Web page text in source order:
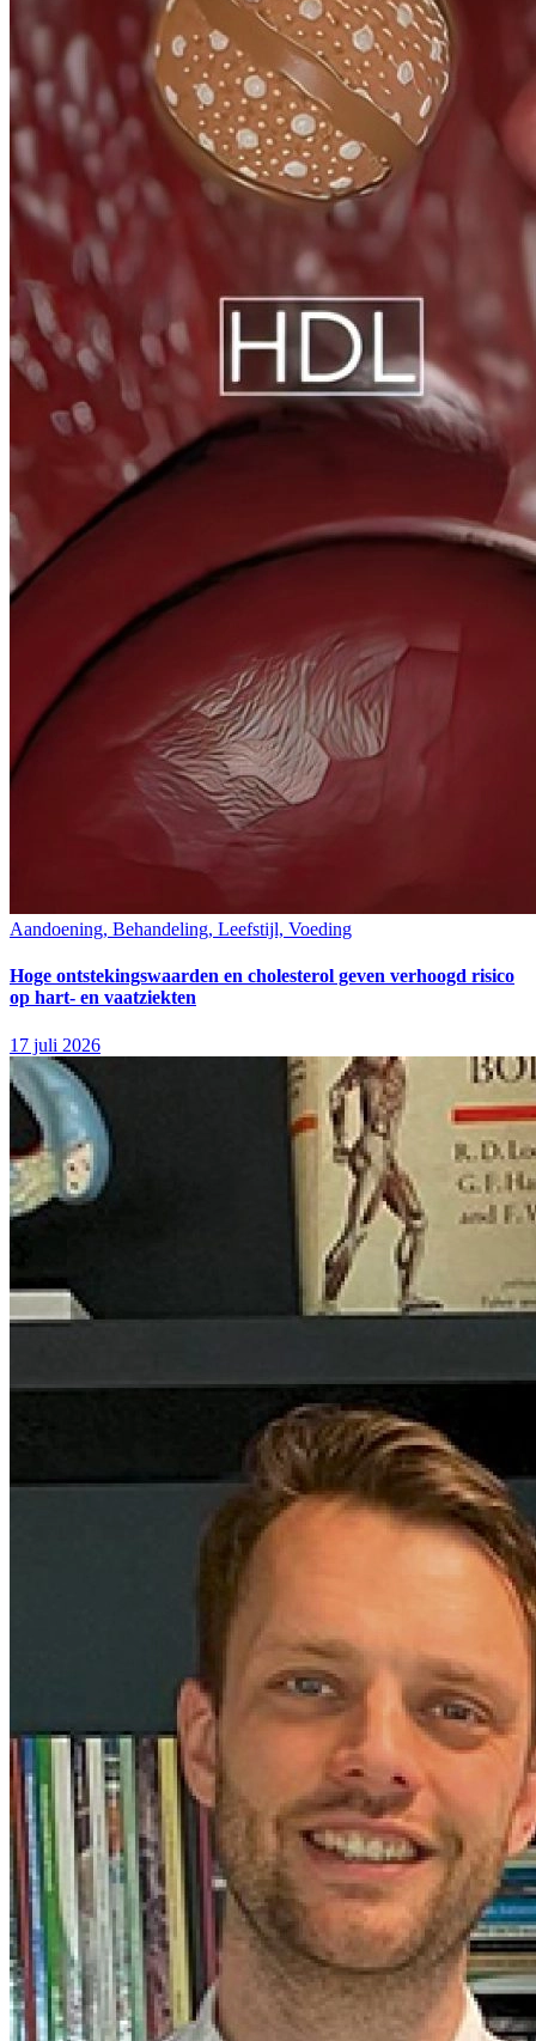
Aandoening, Behandeling, Leefstijl, Voeding
Hoge ontstekingswaarden en cholesterol geven verhoogd risico
op hart- en vaatziekten
17 juli 2026